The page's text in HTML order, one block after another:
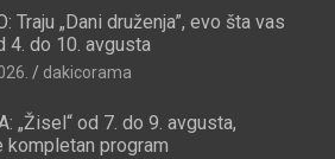
Traju „Dani druženja”, evo šta vas
4. do 10. avgusta
dakicorama
„Žisel“ od 7. do 9. avgusta,
kompletan program